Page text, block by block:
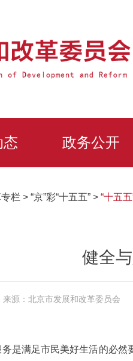
态 政务公开
栏 > “京”彩“十五五” > “十五五
健全
来源：北京市发展和改革委员会
是满足市民美好生活的必然